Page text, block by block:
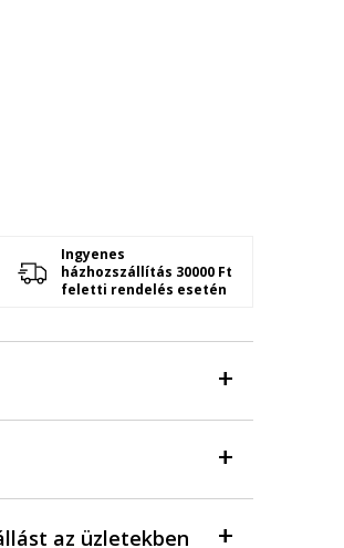
Ingyenes
házhozszállítás 30000 Ft
feletti rendelés esetén
az üzletekben